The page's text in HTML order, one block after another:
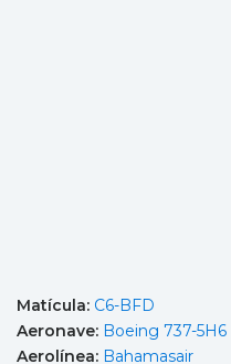
Matícula: C6-BFD
Aeronave: Boeing 737-5H6
Aerolínea: Bahamasair